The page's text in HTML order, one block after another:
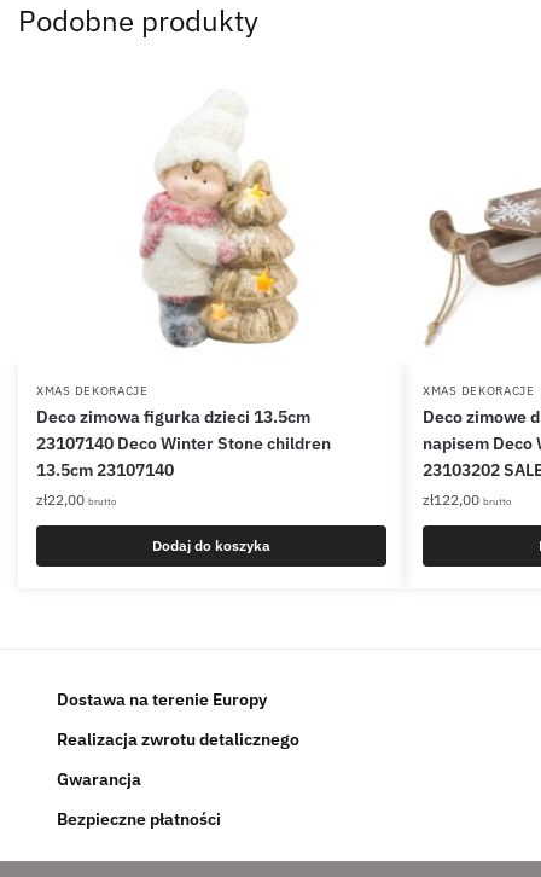
Podobne produkty
XMAS DEKORACJE
Deco zimowa figurka dzieci 13.5cm
23107140 Deco Winter Stone children
13.5cm 23107140
zł22,00 brutto
Dodaj do koszyka
XMAS DEKORACJE
Deco zimowe
napisem Deco
23103202
zł122,00 brutto
Dostawa na terenie Europy
Realizacja zwrotu detalicznego
Gwarancja
Bezpieczne płatności